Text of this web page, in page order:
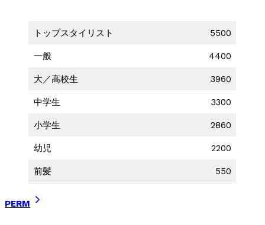
トップスタイリスト 5500
一般 4400
大／高校生 3960
中学生 3300
小学生 2860
幼児 2200
前髪 550
PERM